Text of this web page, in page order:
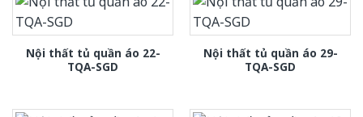
Nội thất tủ quần áo 22-
TQA-SGD
Nội thất tủ quần áo 29-
TQA-SGD